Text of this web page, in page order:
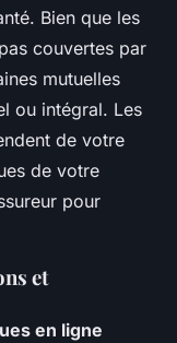
Bien que les
couvertes par
mutuelles
ou intégral. Les
de votre
de votre
pour
et
en ligne